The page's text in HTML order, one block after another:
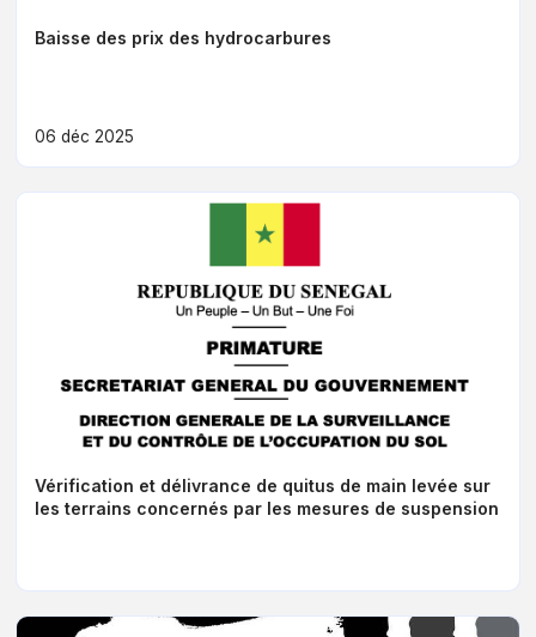
Baisse des prix des hydrocarbures
06 déc 2025
Vérification et délivrance de quitus de main levée sur
les terrains concernés par les mesures de suspension